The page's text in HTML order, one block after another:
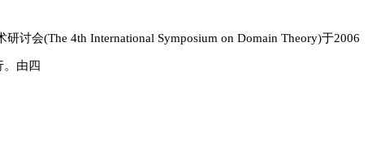
研讨会(The 4th International Symposium on Domain Theory)于2006
。由四